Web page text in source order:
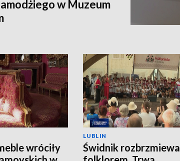
w Muzeum
wróciły
LUBLIN
Świdnik rozbrzmiewa